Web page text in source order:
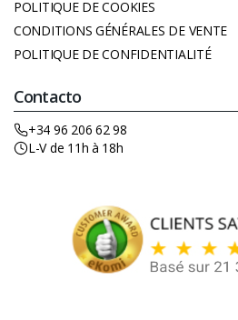
POLITIQUE DE COOKIES
CONDITIONS GÉNÉRALES DE VENTE
POLITIQUE DE CONFIDENTIALITÉ
Contacto
+34 96 206 62 98
L-V de 11h à 18h